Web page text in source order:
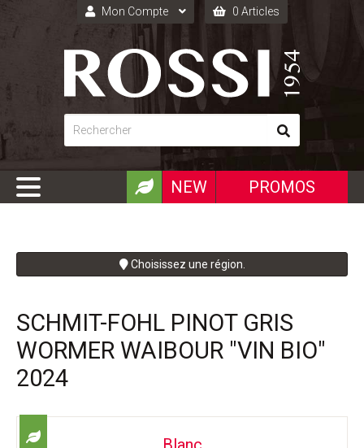
Mon Compte
Connexion
Inscription
0 Articles
PROMOS
NEW
Choisissez une région.
SCHMIT-FOHL PINOT GRIS
WORMER WAIBOUR "VIN BIO"
2024